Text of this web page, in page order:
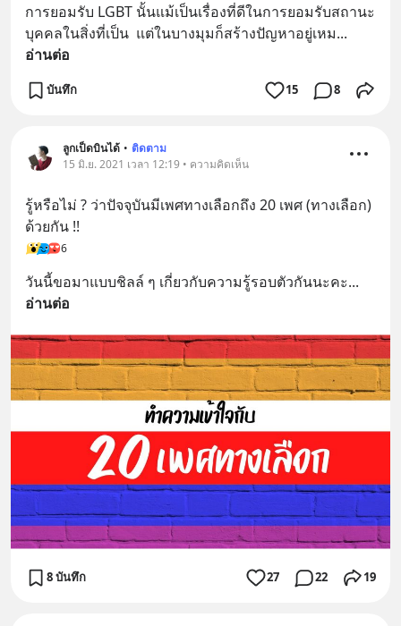
การยอมรับ LGBT นั้นแม้เป็นเรื่องที่ดีในการยอมรับสถานะ
บุคคลในสิ่งที่เป็น  แต่ในบางมุมก็สร้างปัญหาอยู่เหม
อ่านต่อ
บันทึก 15 8
ลูกเป็ดบินได้ • ติดตาม
15 มิ.ย. 2021 เวลา 12:19 • ความคิดเห็น
รู้หรือไม่ ? ว่าปัจจุบันมีเพศทางเลือกถึง 20 เพศ (ทางเลือก)
ด้วยกัน !!
6
วันนี้ขอมาแบบชิลล์ ๆ เกี่ยวกับความรู้รอบตัวกันนะคะ
อ่านต่อ
8 บันทึก 27 22 19